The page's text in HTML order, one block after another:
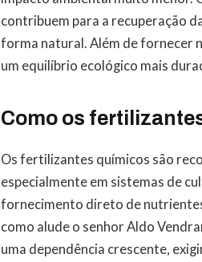
contribuem para a recuperação
forma natural. Além de fornecer
um equilíbrio ecológico mais
Como os
Os fertilizantes químicos são
especialmente em sistemas de
fornecimento direto de
como alude o senhor Aldo
uma dependência crescente,